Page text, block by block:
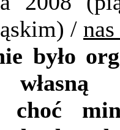
/
było
choć